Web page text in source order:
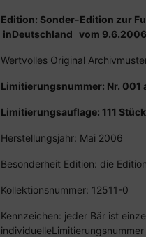
Edition: Sonder-Edition zur
inDeutschland vom
Wertvolles Original
Limitierungsnummer: Nr. 001
Limitierungsauflage: 111
Herstellungsjahr: Mai 2006
Besonderheit Edition: die
Kollektionsnummer: 12511-0
Kennzeichen: jeder Bär ist